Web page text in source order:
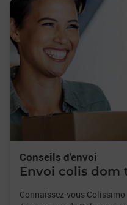
Conseils d'envoi
Envoi colis dom
Connaissez-vous Colissimo